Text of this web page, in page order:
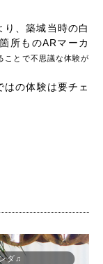
り、築城当時の白
所ものARマーカ
ことで不思議な体験が
の体験は要チェ
ダ♫